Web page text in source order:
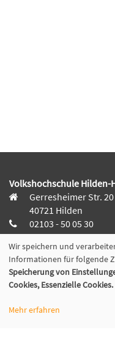
Volkshochschule Hilden-
Gerresheimer Str. 20
40721 Hilden
02103 - 50 05 30
Dieker Str. 49
42781 Haan
02129 - 94 10 0
info@vhs-hilden-
Wir speichern und
Informationen für folgende
Speicherung von
Cookies, Essenzielle Cookies.
Mehr erfahren